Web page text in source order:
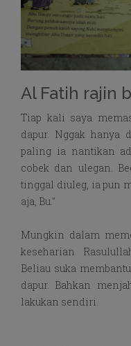
Al Fatih rajin
Tiap kali saya
dapur. Nggak hanya
paling ia nantikan
cobek dan ulegan.
tinggal diuleg, ia pun
aja, Bu."
Mungkin dalam
keseharian
Beliau suka
dapur. Bahkan
lakukan sendiri.